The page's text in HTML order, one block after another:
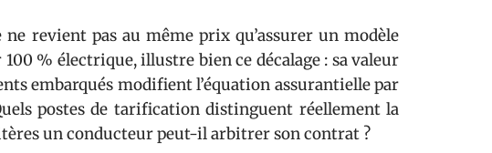
revient pas au même prix qu’assurer un modèle
% électrique, illustre bien ce décalage : sa valeur
embarqués modifient l’équation assurantielle par
postes de tarification distinguent réellement la
un conducteur peut-il arbitrer son contrat ?